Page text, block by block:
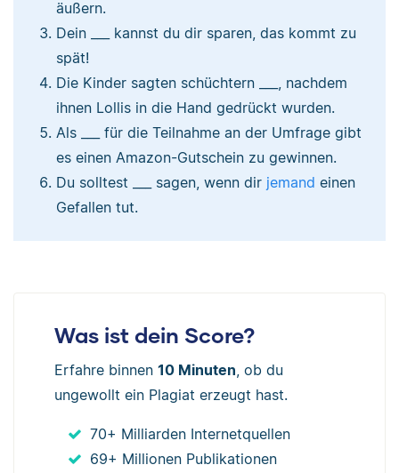
äußern.
Dein ___ kannst du dir sparen, das kommt zu
spät!
Die Kinder sagten schüchtern ___, nachdem
ihnen Lollis in die Hand gedrückt wurden.
Als ___ für die Teilnahme an der Umfrage gibt
es einen Amazon-Gutschein zu gewinnen.
Du solltest ___ sagen, wenn dir jemand einen
Gefallen tut.
Was ist dein Score?
Erfahre binnen 10 Minuten , ob du
ungewollt ein Plagiat erzeugt hast.
70+ Milliarden Internetquellen
69+ Millionen Publikationen